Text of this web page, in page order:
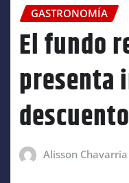
GASTRONOMÍA
El fundo
presenta
Alisson Chavarria